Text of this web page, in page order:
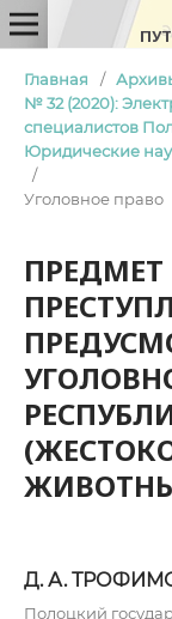
Главная /
№ 32 (2020):
специалистов
Юридические
/
Уголовное право
ПРЕДМЕТ
Д. А.
Полоцкий